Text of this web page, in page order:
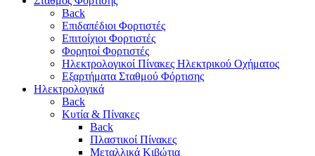
Back
Επιδαπέδιοι Φορτιστές
Επιτoίχιοι Φορτιστές
Φορητοί Φορτιστές
Ηλεκτρολογικοί Πίνακες Ηλεκτρικού Οχήματος
Εξαρτήματα Σταθμού Φόρτισης
Ηλεκτρολογικά
Back
Κυτία & Πίνακες
Back
Πλαστικοί Πίνακες
Μεταλλικά Κιβώτια